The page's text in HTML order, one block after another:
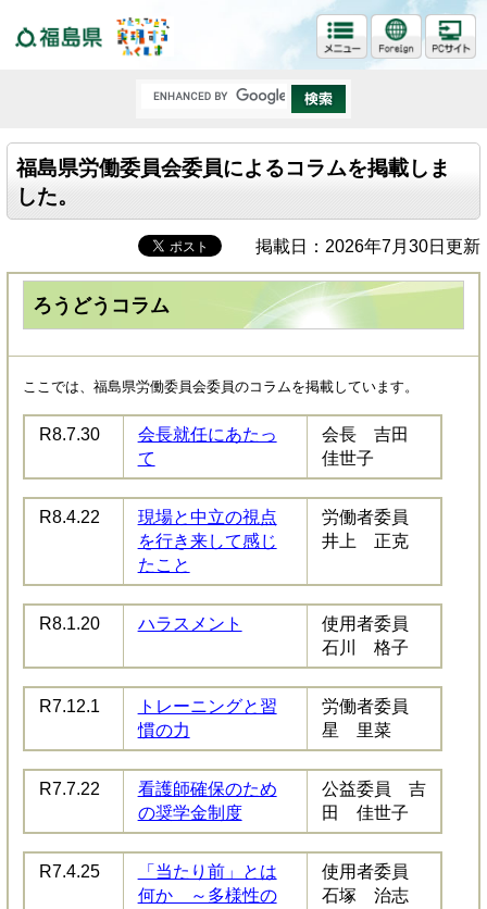
福島県労働委員会委員によるコラムを掲載しま
した。
掲載日：2026年7月30日更新
ろうどうコラム
ここでは、福島県労働委員会委員のコラムを掲載しています。
R8.7.30
会長就任にあたっ
て
会長 吉田
佳世子
R8.4.22
現場と中立の視点
を行き来して感じ
たこと
労働者委員
井上 正克
R8.1.20 ハラスメント
使用者委員
石川 格子
R7.12.1
トレーニングと習
慣の力
労働者委員
星 里菜
R7.7.22
看護師確保のため
の奨学金制度
公益委員 吉
田 佳世子
R7.4.25
「当たり前」とは
何か ～多様性の
使用者委員
石塚 治志